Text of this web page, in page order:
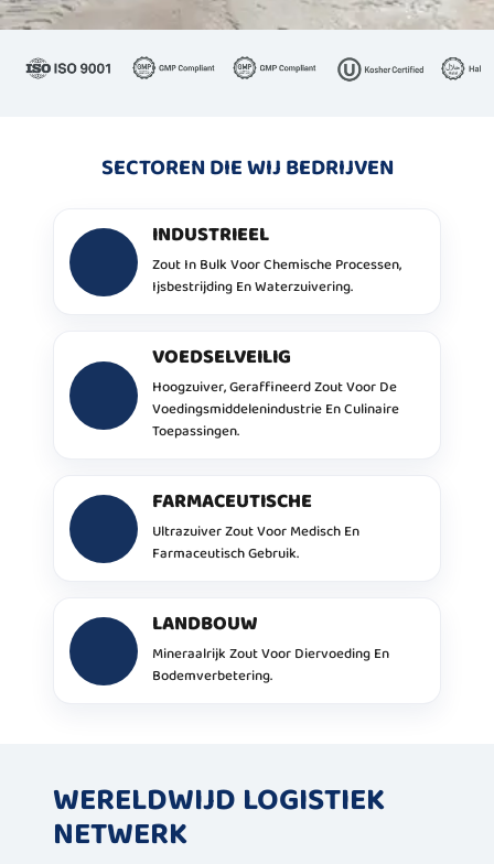
SECTOREN DIE WIJ BEDRIJVEN
INDUSTRIEEL
Zout In Bulk Voor Chemische Processen,
Ijsbestrijding En Waterzuivering.
VOEDSELVEILIG
Hoogzuiver, Geraffineerd Zout Voor De
Voedingsmiddelenindustrie En Culinaire
Toepassingen.
FARMACEUTISCHE
Ultrazuiver Zout Voor Medisch En
Farmaceutisch Gebruik.
LANDBOUW
Mineraalrijk Zout Voor Diervoeding En
Bodemverbetering.
WERELDWIJD LOGISTIEK
NETWERK